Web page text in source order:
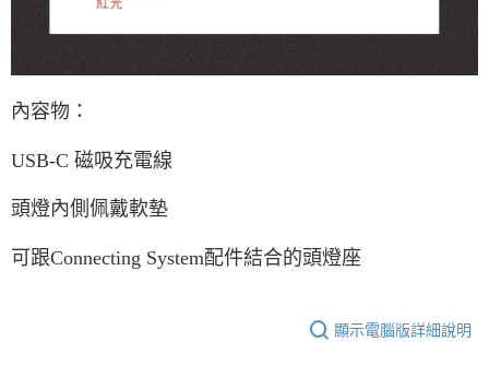
內容物：
USB-C 磁吸充電線
頭燈內側佩戴軟墊
可跟Connecting System配件結合的頭燈座
顯示電腦版詳細說明